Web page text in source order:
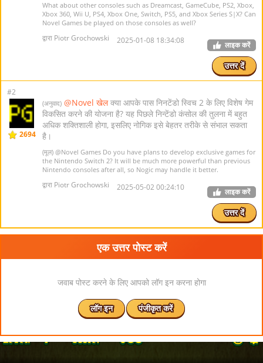
What about other consoles such as Dreamcast, GameCube, PS2, Xbox,
Xbox 360, Wii U, PS4, Xbox One, Switch, PS5, and Xbox Series S|X? Can
Novel Games be played on those consoles as well?
द्वारा Piotr Grochowski 2025-01-08 18:34:08 लाइक करें
उत्तर दें
#2
2694
(अनुवाद) @Novel खेलक्या आपके पास निनटेंडो स्विच 2 के लिए विशेष गेम
विकसित करने की योजना है? यह पिछले निन्टेंडो कंसोल की तुलना में बहुत
अधिक शक्तिशाली होगा, इसलिए नोगिक इसे बेहतर तरीके से संभाल सकता
है।
(मूल) @Novel Games Do you have plans to develop exclusive games for
the Nintendo Switch 2? It will be much more powerful than previous
Nintendo consoles after all, so Nogic may handle it better.
द्वारा Piotr Grochowski 2025-05-02 00:24:10 लाइक करें
उत्तर दें
एक उत्तर पोस्ट करें
जवाब पोस्ट करने के लिए आपको लॉग इन करना होगा
लॉग इन पंजीकृत करें